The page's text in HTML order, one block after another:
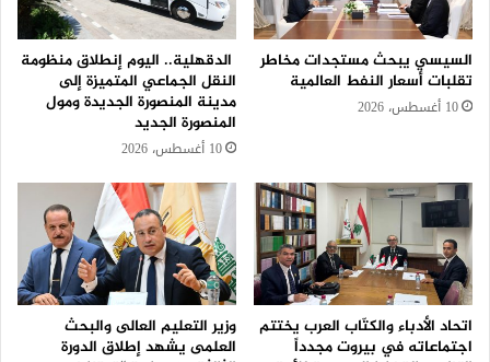
السيسي يبحث مستجدات مخاطر
تقلبات أسعار النفط العالمية
10 أغسطس، 2026
الدقهلية.. اليوم إنطلاق منظومة
النقل الجماعي المتميزة إلى
مدينة المنصورة الجديدة ومول
المنصورة الجديد
10 أغسطس، 2026
اتحاد الأدباء والكتّاب العرب يختتم
اجتماعاته في بيروت مجدداً
وزير التعليم العالى والبحث
العلمى يشهد إطلاق الدورة